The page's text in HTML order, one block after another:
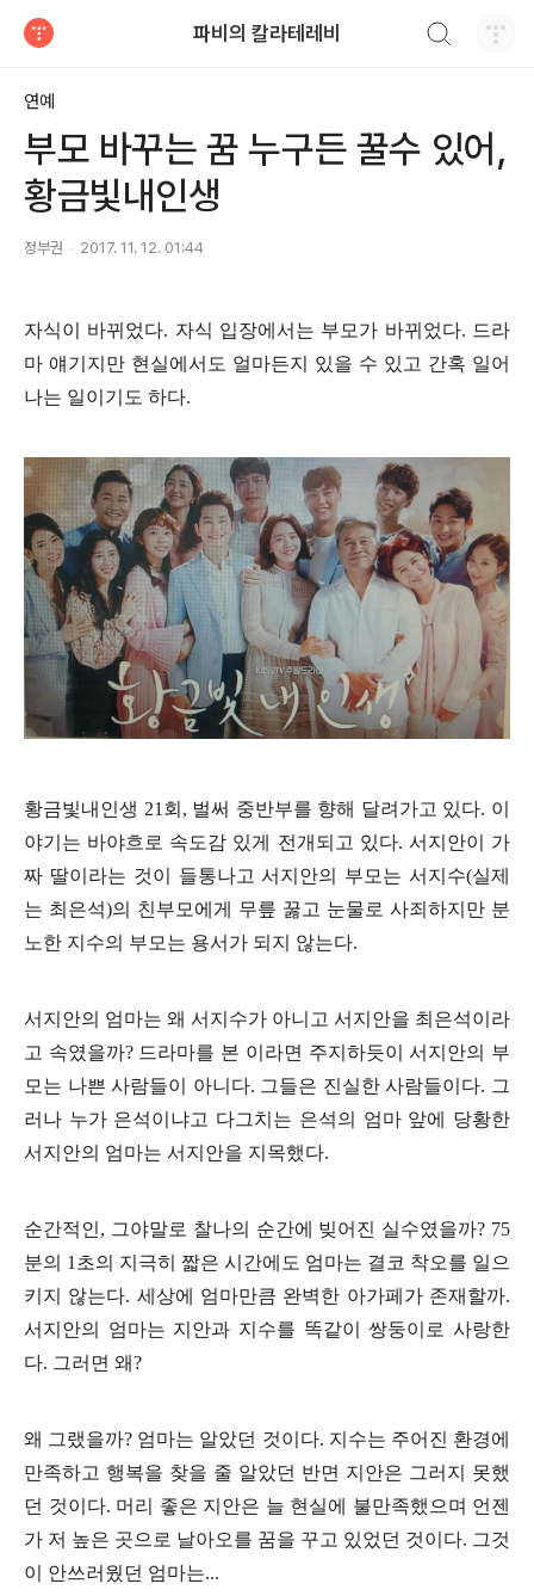
파비의 칼라테레비
연예
부모 바꾸는 꿈 누구든 꿀수 있어,
황금빛내인생
정부권 2017. 11. 12. 01:44
자식이 바뀌었다. 자식 입장에서는 부모가 바뀌었다. 드라
마 얘기지만 현실에서도 얼마든지 있을 수 있고 간혹 일어
나는 일이기도 하다.
황금빛내인생 21 회 , 벌써 중반부를 향해 달려가고 있다. 이
야기는 바야흐로 속도감 있게 전개되고 있다. 서지안이 가
짜 딸이라는 것이 들통나고 서지안의 부모는 서지수(실제
는 최은석)의 친부모에게 무릎 꿇고 눈물로 사죄하지만 분
노한 지수의 부모는 용서가 되지 않는다.
서지안의 엄마는 왜 서지수가 아니고 서지안을 최은석이라
고 속였을까? 드라마를 본 이라면 주지하듯이 서지안의 부
모는 나쁜 사람들이 아니다. 그들은 진실한 사람들이다. 그
러나 누가 은석이냐고 다그치는 은석의 엄마 앞에 당황한
서지안의 엄마는 서지안을 지목했다.
순간적인, 그야말로 찰나의 순간에 빚어진 실수였을까? 75
분의 1 초의 지극히 짧은 시간에도 엄마는 결코 착오를 일으
키지 않는다. 세상에 엄마만큼 완벽한 아가페가 존재할까.
서지안의 엄마는 지안과 지수를 똑같이 쌍둥이로 사랑한
다. 그러면 왜?
왜 그랬을까? 엄마는 알았던 것이다. 지수는 주어진 환경에
만족하고 행복을 찾을 줄 알았던 반면 지안은 그러지 못했
던 것이다. 머리 좋은 지안은 늘 현실에 불만족했으며 언젠
가 저 높은 곳으로 날아오를 꿈을 꾸고 있었던 것이다. 그것
이 안쓰러웠던 엄마는...